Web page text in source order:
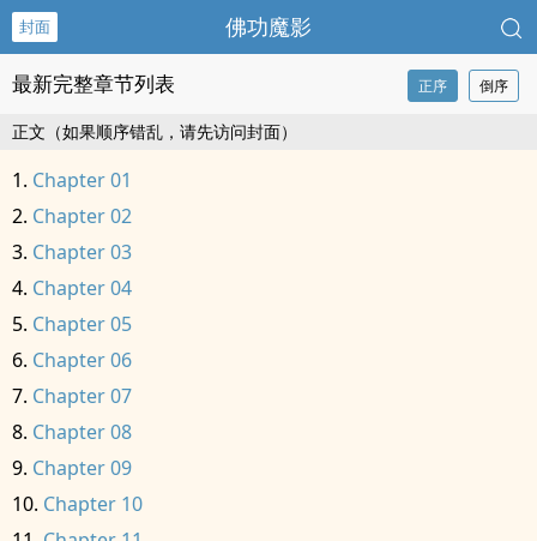
封面 佛功魔影
最新完整章节列表 正序 倒序
正文（如果顺序错乱，请先访问封面）
Chapter 01
Chapter 02
Chapter 03
Chapter 04
Chapter 05
Chapter 06
Chapter 07
Chapter 08
Chapter 09
Chapter 10